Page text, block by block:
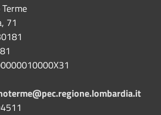
71